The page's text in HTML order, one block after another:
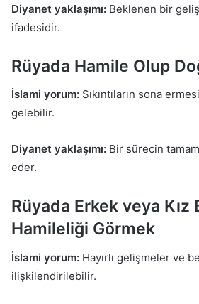
Diyanet yaklaşımı: Beklenen bir
ifadesidir.
Rüyada Hamile Olup
İslami yorum: Sıkıntıların sona
gelebilir.
Diyanet yaklaşımı: Bir sürecin
eder.
Rüyada Erkek veya Kız
Hamileliği Görmek
İslami yorum: Hayırlı gelişmeler ve
ilişkilendirilebilir.